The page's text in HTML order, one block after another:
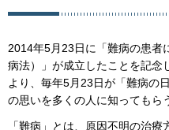
2014年5月23日に「難病の患者
病法）」が成立したことを記念
より、毎年5月23日が「難病の
の思いを多くの人に知ってもら
「難病」とは、原因不明の治